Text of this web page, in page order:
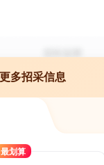
多招采信息
最划算